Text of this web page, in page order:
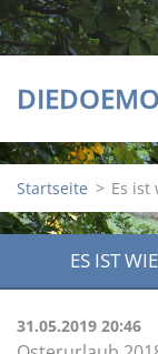
Startseite > Es ist
ES IST
31.05.2019 20:46